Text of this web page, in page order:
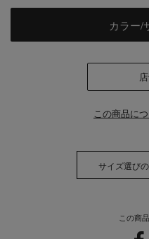
この商
カラー/
この商品に
サイズ選び